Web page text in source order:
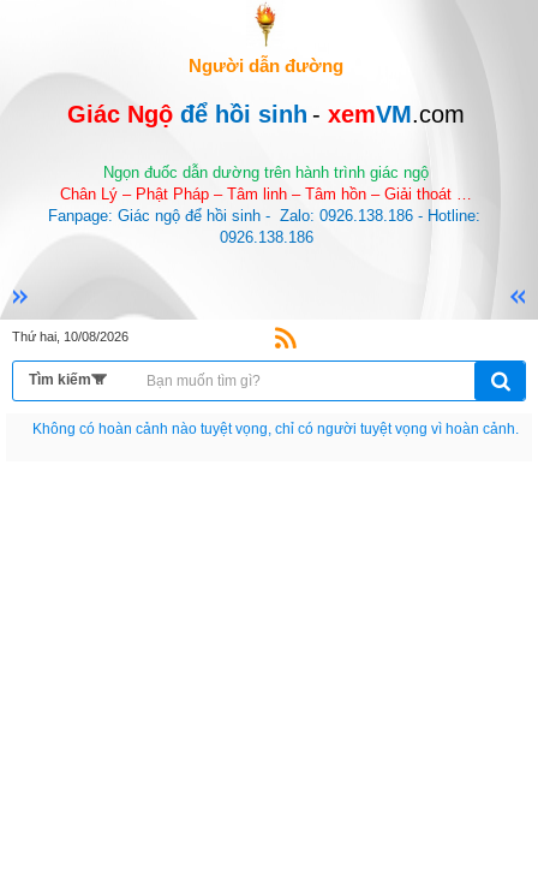
Người dẫn đường
Giác Ngộ để hồi sinh - xemVM.com
Ngọn đuốc dẫn dường trên hành trình giác ngộ
Chân Lý – Phật Pháp – Tâm linh – Tâm hồn – Giải thoát …
Fanpage: Giác ngộ để hồi sinh -  Zalo: 0926.138.186 - Hotline:
0926.138.186
Thứ hai, 10/08/2026
Nếu như không chịu học tập thì cho dù đi vạn dặm đường cũng chỉ là anh đưa